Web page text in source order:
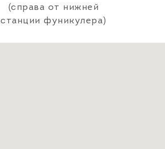
(справа от нижней
станции фуникулера)